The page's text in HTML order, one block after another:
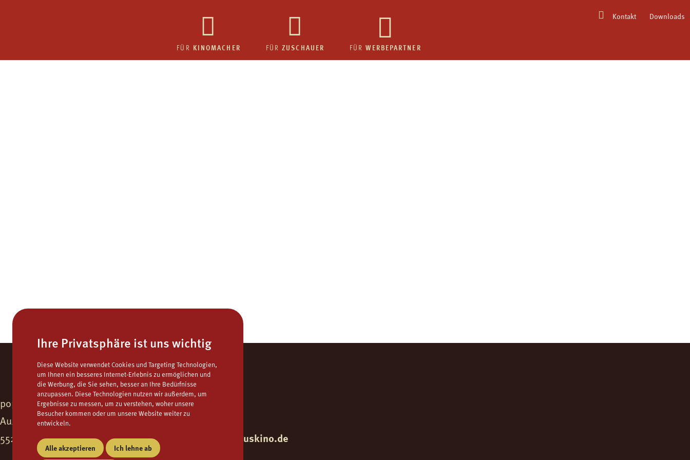
Ihre Privatsphäre ist uns wichtig
Diese Website verwendet Cookies und Targeting Technologien,
um Ihnen ein besseres Internet-Erlebnis zu ermöglichen und
die Werbung, die Sie sehen, besser an Ihre Bedürfnisse
anzupassen. Diese Technologien nutzen wir außerdem, um
Ergebnisse zu messen, um zu verstehen, woher unsere
Besucher kommen oder um unsere Website weiter zu
entwickeln.
Alle akzeptieren Ich lehne ab
FÜR KINOMACHER FÜR ZUSCHAUER FÜR WERBEPARTNER
Kontakt Downloads
popcorns . campuskino
Auxonner Str. 43c
55262 Ingelheim am Rhein
Fon.06132 - 9771723
Fax.06132 - 9795122
Mail
popcorns@campuskino.de